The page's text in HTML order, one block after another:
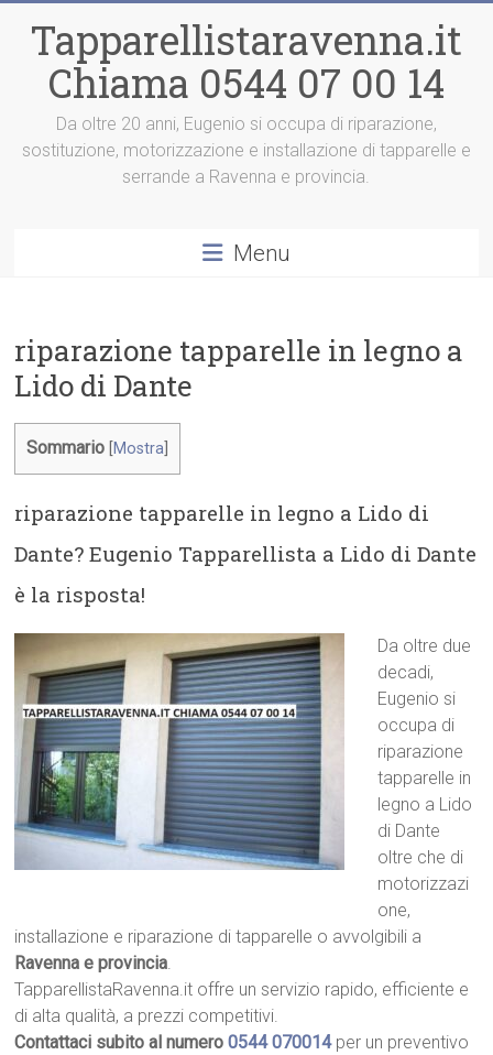
contenuto
Tapparellistaravenna.it
Chiama 0544 07 00 14
Da oltre 20 anni, Eugenio si occupa di riparazione,
sostituzione, motorizzazione e installazione di tapparelle e
serrande a Ravenna e provincia.
Menu
riparazione tapparelle in legno a
Lido di Dante
Sommario Mostra
riparazione tapparelle in legno a Lido di
Dante? Eugenio Tapparellista a Lido di Dante
è la risposta!
Da oltre due
decadi,
Eugenio si
occupa di
riparazione
tapparelle in
legno a Lido
di Dante
oltre che di
motorizzazi
one,
installazione e riparazione di tapparelle o avvolgibili a
Ravenna e provincia.
TapparellistaRavenna.it offre un servizio rapido, efficiente e
di alta qualità, a prezzi competitivi.
Contattaci subito al numero0544 070014per un preventivo